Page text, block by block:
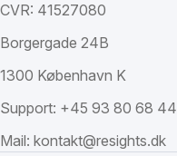
CVR: 41527080
Borgergade 24B
1300 København K
Support: +45 93 80 68 44
Mail: kontakt@resights.dk